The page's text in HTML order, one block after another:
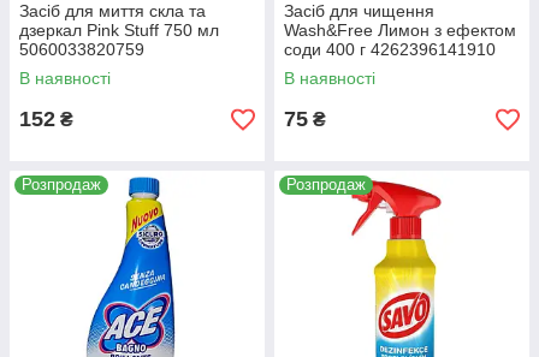
Засіб для миття скла та
дзеркал Pink Stuff 750 мл
5060033820759
В наявності
152 ₴
Засіб для чищення
Wash&Free Лимон з ефектом
соди 400 г 4262396141910
В наявності
75 ₴
Розпродаж Розпродаж